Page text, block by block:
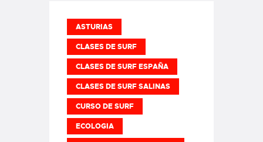
ASTURIAS
CLASES DE SURF
CLASES DE SURF ESPAÑA
CLASES DE SURF SALINAS
CURSO DE SURF
ECOLOGIA